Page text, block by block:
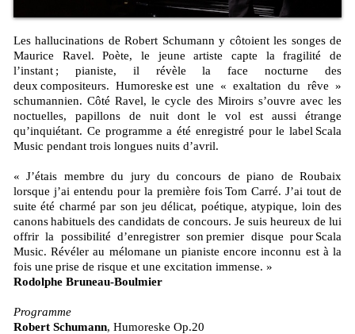
Les hallucinations de Robert Schumann y côtoient les songes de
Maurice Ravel. Poète, le jeune artiste capte la fragilité de
l’instant ; pianiste, il révèle la face nocturne des
deux compositeurs. Humoreske est une « exaltation du rêve »
schumannien. Côté Ravel, le cycle des Miroirs s’ouvre avec les
noctuelles, papillons de nuit dont le vol est aussi étrange
qu’inquiétant. Ce programme a été enregistré pour le label Scala
Music pendant trois longues nuits d’avril.
« J’étais membre du jury du concours de piano de Roubaix
lorsque j’ai entendu pour la première fois Tom Carré. J’ai tout de
suite été charmé par son jeu délicat, poétique, atypique, loin des
canons habituels des candidats de concours. Je suis heureux de lui
offrir la possibilité d’enregistrer son premier disque pour Scala
Music. Révéler au mélomane un pianiste encore inconnu est à la
fois une prise de risque et une excitation immense. »
Rodolphe Bruneau-Boulmier
Programme
Robert Schumann, Humoreske Op.20